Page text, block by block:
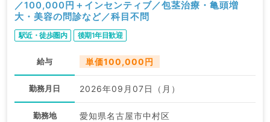
／100,000円＋インセンティブ／包茎治療・亀頭増
大・美容の問診など／科目不問
駅近・徒歩圏内 後期1年目歓迎
給与 単価100,000円
勤務月日 2026年09月07日（月）
勤務地 愛知県名古屋市中村区